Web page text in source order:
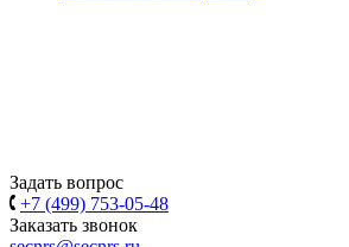
Задать вопрос
+7 (499) 753-05-48
Заказать звонок